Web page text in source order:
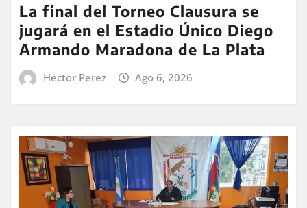
La final del Torneo Clausura se
jugará en el Estadio Único Diego
Armando Maradona de La Plata
Hector Perez Ago 6, 2026